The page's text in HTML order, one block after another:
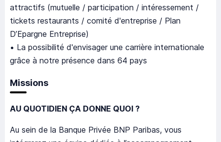
attractifs (mutuelle / participation / intéressement /
tickets restaurants / comité d'entreprise / Plan
D’Epargne Entreprise)
• La possibilité d'envisager une carrière internationale
grâce à notre présence dans 64 pays
Missions
AU QUOTIDIEN ÇA DONNE QUOI ?
Au sein de la Banque Privée BNP Paribas, vous